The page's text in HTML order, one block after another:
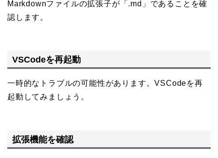
Markdownファイルの拡張子が「.md」であることを確
認します。
VSCodeを再起動
一時的なトラブルの可能性があります。VSCodeを再
起動してみましょう。
拡張機能を確認